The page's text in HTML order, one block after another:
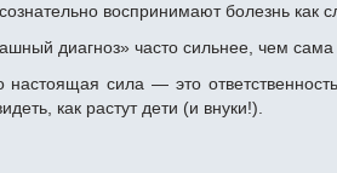
воспринимают болезнь как
диагноз» часто сильнее, чем сама
сила — это
как растут дети (и внуки!).